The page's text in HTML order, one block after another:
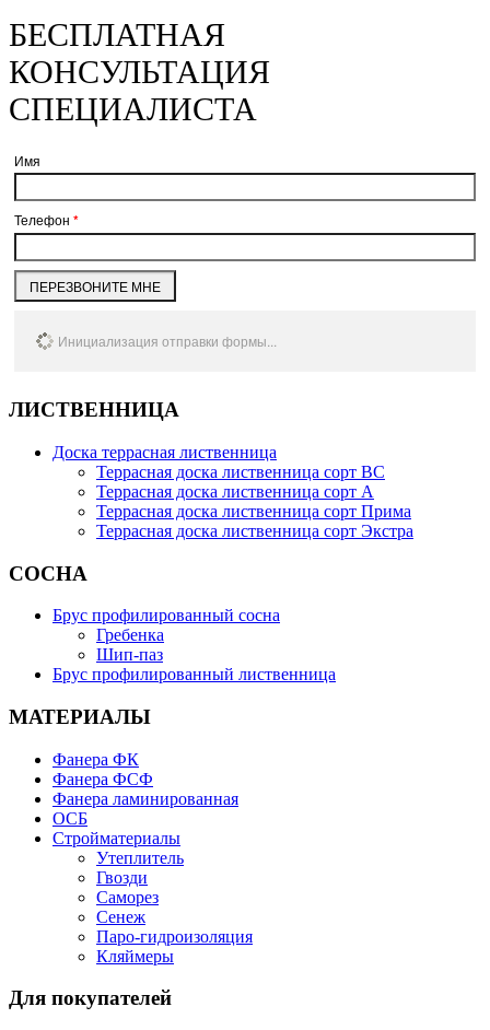
БЕСПЛАТНАЯ
КОНСУЛЬТАЦИЯ
СПЕЦИАЛИСТА
Имя
Телефон *
ПЕРЕЗВОНИТЕ МНЕ
Инициализация отправки формы...
ЛИСТВЕННИЦА
Доска террасная лиственница
Террасная доска лиственница сорт BC
Террасная доска лиственница сорт А
Террасная доска лиственница сорт Прима
Террасная доска лиственница сорт Экстра
СОСНА
Брус профилированный сосна
Гребенка
Шип-паз
Брус профилированный лиственница
МАТЕРИАЛЫ
Фанера ФК
Фанера ФСФ
Фанера ламинированная
ОСБ
Стройматериалы
Утеплитель
Гвозди
Саморез
Сенеж
Паро-гидроизоляция
Кляймеры
Для покупателей